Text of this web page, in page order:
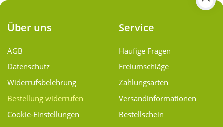
Über uns
AGB
Datenschutz
Widerrufsbelehrung
Bestellung widerrufen
Cookie-Einstellungen
Service
Häufige Fragen
Freiumschläge
Zahlungsarten
Versand­informationen
Bestellschein